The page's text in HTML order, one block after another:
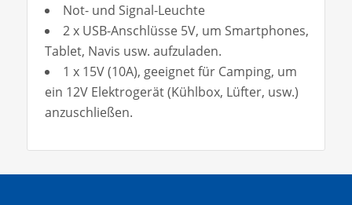
Not- und Signal-Leuchte
2 x USB-Anschlüsse 5V, um Smartphones,
Tablet, Navis usw. aufzuladen.
1 x 15V (10A), geeignet für Camping, um
ein 12V Elektrogerät (Kühlbox, Lüfter, usw.)
anzuschließen.